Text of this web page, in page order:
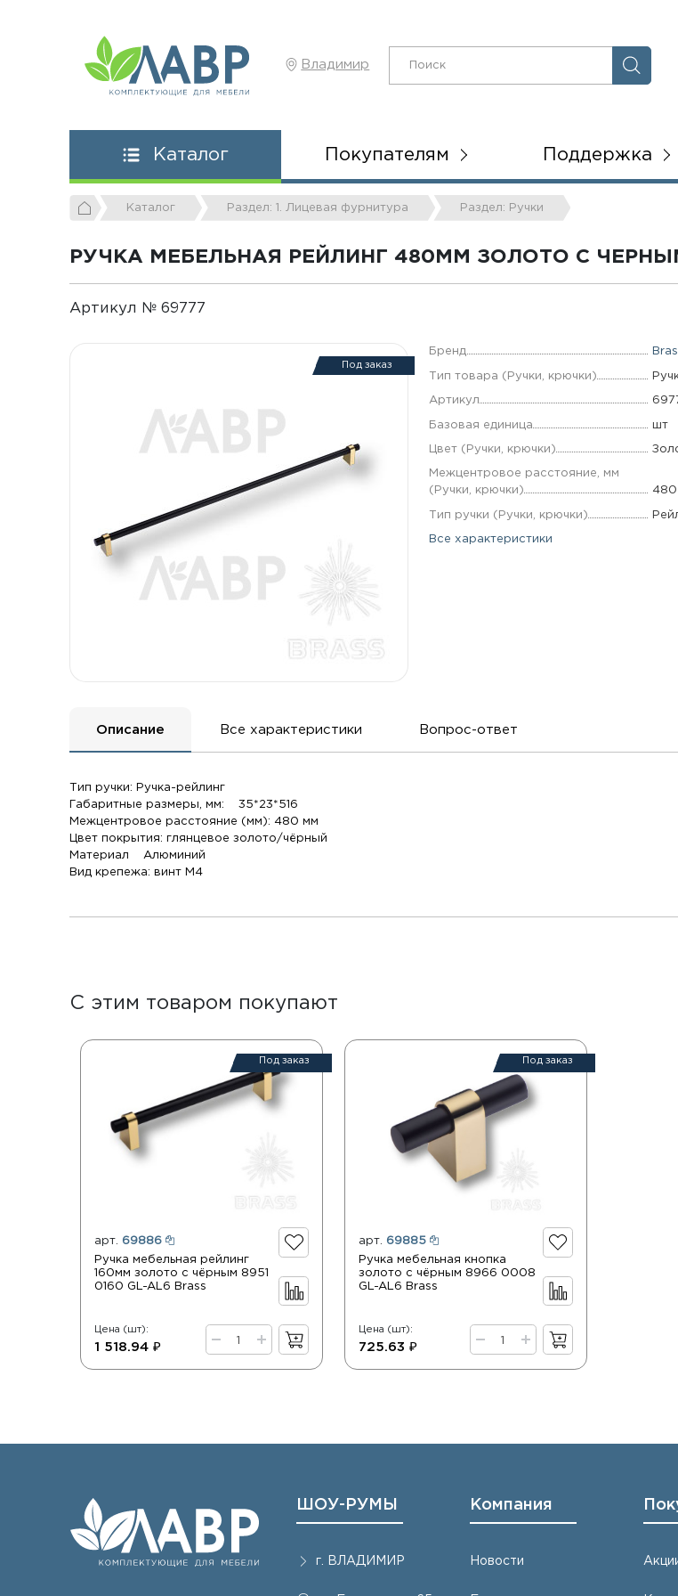
Владимир
Каталог Покупателям Поддержка
Каталог Раздел: 1. Лицевая фурнитура Раздел: Ручки
РУЧКА МЕБЕЛЬНАЯ РЕЙЛИНГ 480ММ ЗОЛОТО С ЧЕРНЫМ
Артикул № 69777
Под заказ
Бренд
Тип товара (Ручки, крючки)
Артикул
Базовая единица шт
Цвет (Ручки, крючки)
Межцентровое расстояние, мм
(Ручки, крючки)
480
Тип ручки (Ручки, крючки)
Все характеристики
Описание Все характеристики Вопрос-ответ
Тип ручки: Ручка-рейлинг
Габаритные размеры, мм: 35*23*516
Межцентровое расстояние (мм): 480 мм
Цвет покрытия: глянцевое золото/чёрный
Материал Алюминий
Вид крепежа: винт М4
С этим товаром покупают
Под заказ
арт. 69886
Ручка мебельная рейлинг
160мм золото с чёрным 8951
0160 GL-AL6 Brass
Цена (шт):
1 518.94 ₽
Под заказ
арт. 69885
Ручка мебельная кнопка
золото с чёрным 8966 0008
GL-AL6 Brass
Цена (шт):
725.63 ₽
ШОУ-РУМЫ
г. ВЛАДИМИР
Компания
Новости